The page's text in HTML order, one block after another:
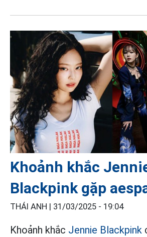
Khoảnh khắc
Blackpink gặp
THÁI ANH | 31/03/2025 - 19:04
Khoảnh khắc Jennie Blackpink